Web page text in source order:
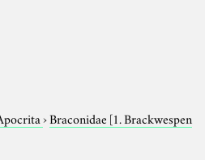
›Braconidae [1. Brackwespen